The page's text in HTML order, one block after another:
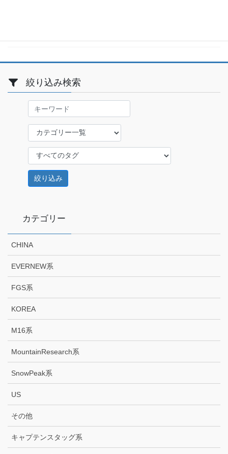
絞り込み検索
カテゴリー
CHINA
EVERNEW系
FGS系
KOREA
M16系
MountainResearch系
SnowPeak系
US
その他
キャプテンスタッグ系